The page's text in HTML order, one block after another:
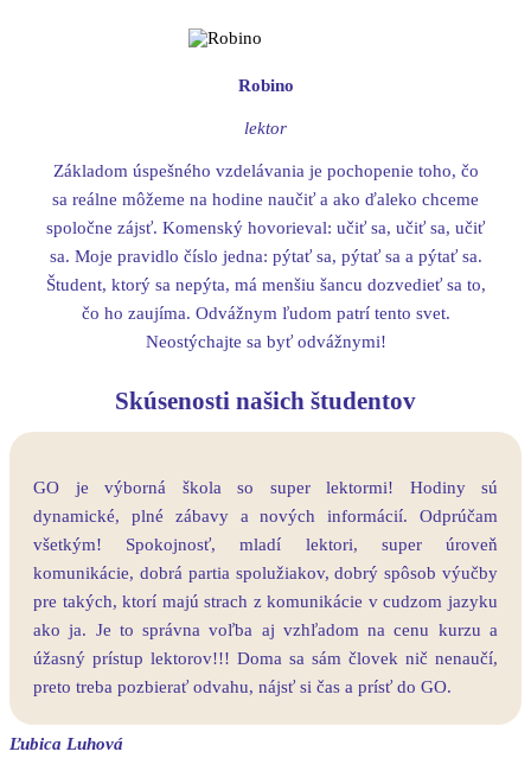
Robino
lektor
Základom úspešného vzdelávania je pochopenie toho, čo
sa reálne môžeme na hodine naučiť a ako ďaleko chceme
spoločne zájsť. Komenský hovorieval: učiť sa, učiť sa, učiť
sa. Moje pravidlo číslo jedna: pýtať sa, pýtať sa a pýtať sa.
Študent, ktorý sa nepýta, má menšiu šancu dozvedieť sa to,
čo ho zaujíma. Odvážnym ľudom patrí tento svet.
Neostýchajte sa byť odvážnymi!
Skúsenosti našich študentov
GO je výborná škola so super lektormi! Hodiny sú
dynamické, plné zábavy a nových informácií. Odprúčam
všetkým! Spokojnosť, mladí lektori, super úroveň
komunikácie, dobrá partia spolužiakov, dobrý spôsob výučby
pre takých, ktorí majú strach z komunikácie v cudzom jazyku
ako ja. Je to správna voľba aj vzhľadom na cenu kurzu a
úžasný prístup lektorov!!! Doma sa sám človek nič nenaučí,
preto treba pozbierať odvahu, nájsť si čas a prísť do GO.
Ľubica Luhová